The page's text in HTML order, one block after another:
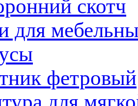
скотч
для
фетровый